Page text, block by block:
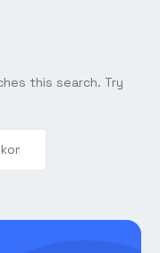
this search. Try